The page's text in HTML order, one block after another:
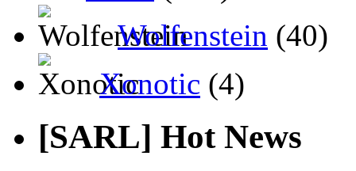
Wolfenstein (40)
Xonotic (4)
[SARL] Hot News